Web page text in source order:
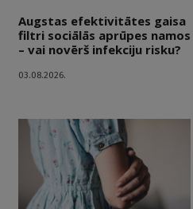
Augstas efektivitātes gaisa
filtri sociālās aprūpes namos
– vai novērš infekciju risku?
03.08.2026.